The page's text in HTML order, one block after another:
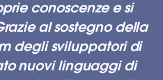
conoscenze e si
al sostegno della
degli sviluppatori di
nuovi linguaggi di